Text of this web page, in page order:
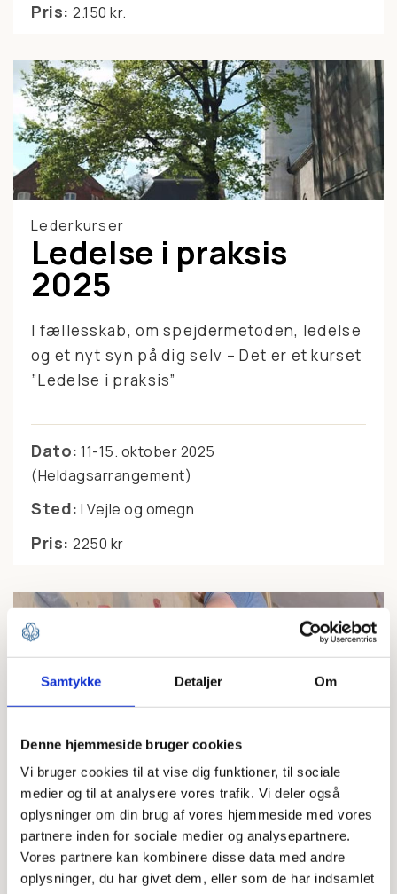
Samtykke Detaljer Om
Denne hjemmeside bruger cookies
Vi bruger cookies til at vise dig funktioner, til sociale
medier og til at analysere vores trafik. Vi deler også
oplysninger om din brug af vores hjemmeside med vores
partnere inden for sociale medier og analysepartnere.
Vores partnere kan kombinere disse data med andre
oplysninger, du har givet dem, eller som de har indsamlet
Pris: 2.150 kr.
Lederkurser
Ledelse i praksis
2025
I fællesskab, om spejdermetoden, ledelse
og et nyt syn på dig selv – Det er et kurset
”Ledelse i praksis”
Dato: 11-15. oktober 2025
(Heldagsarrangement)
Sted: I Vejle og omegn
Pris: 2250 kr
Fokuskurser
Vægklatring –
Instruktør 1-
uddannelse